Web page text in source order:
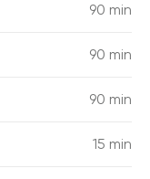
90 min
90 min
90 min
15 min